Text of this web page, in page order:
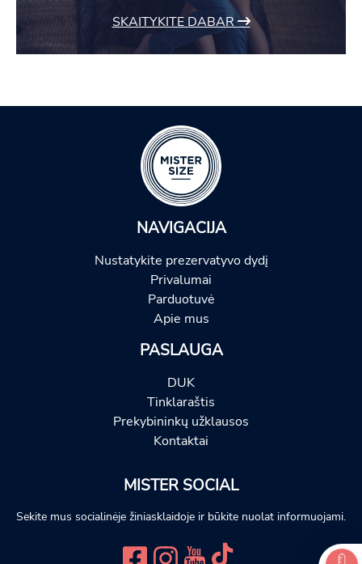
SKAITYKITE DABAR
NAVIGACIJA
Nustatykite prezervatyvo dydį
Privalumai
Parduotuvė
Apie mus
PASLAUGA
DUK
Tinklaraštis
Prekybininkų užklausos
Kontaktai
MISTER SOCIAL
Sekite mus socialinėje žiniasklaidoje ir būkite nuolat informuojami.